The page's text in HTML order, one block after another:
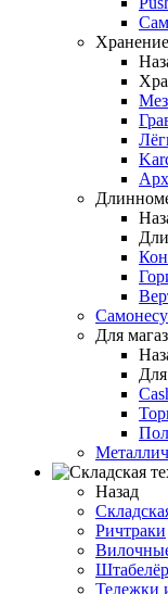
Для
Назад
Ричтраки
Тележки